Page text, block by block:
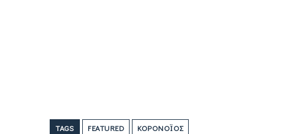
TAGS FEATURED ΚΟΡΟΝΟΪΟΣ